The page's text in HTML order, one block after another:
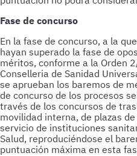
Fase de concurso
En la fase de concurso, a la
hayan superado la fase de
méritos, conforme a la Orden
Conselleria de Sanidad
se aprueban los baremos de
de concurso de los procesos
través de los concursos de
movilidad interna, de plazas
servicio de instituciones
Salud, reproduciéndose el
puntuación máxima en esta